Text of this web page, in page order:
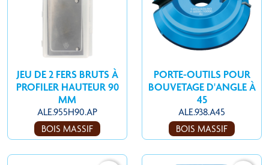
JEU DE 2 FERS BRUTS À
PROFILER HAUTEUR 90
MM
ALE.955H90.AP
BOIS MASSIF
PORTE-OUTILS POUR
BOUVETAGE D'ANGLE À
45
ALE.938.A45
BOIS MASSIF